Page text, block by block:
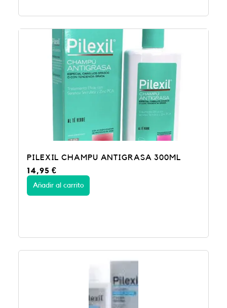
PILEXIL CHAMPU ANTIGRASA 300ML
14,95€
Añadir al carrito